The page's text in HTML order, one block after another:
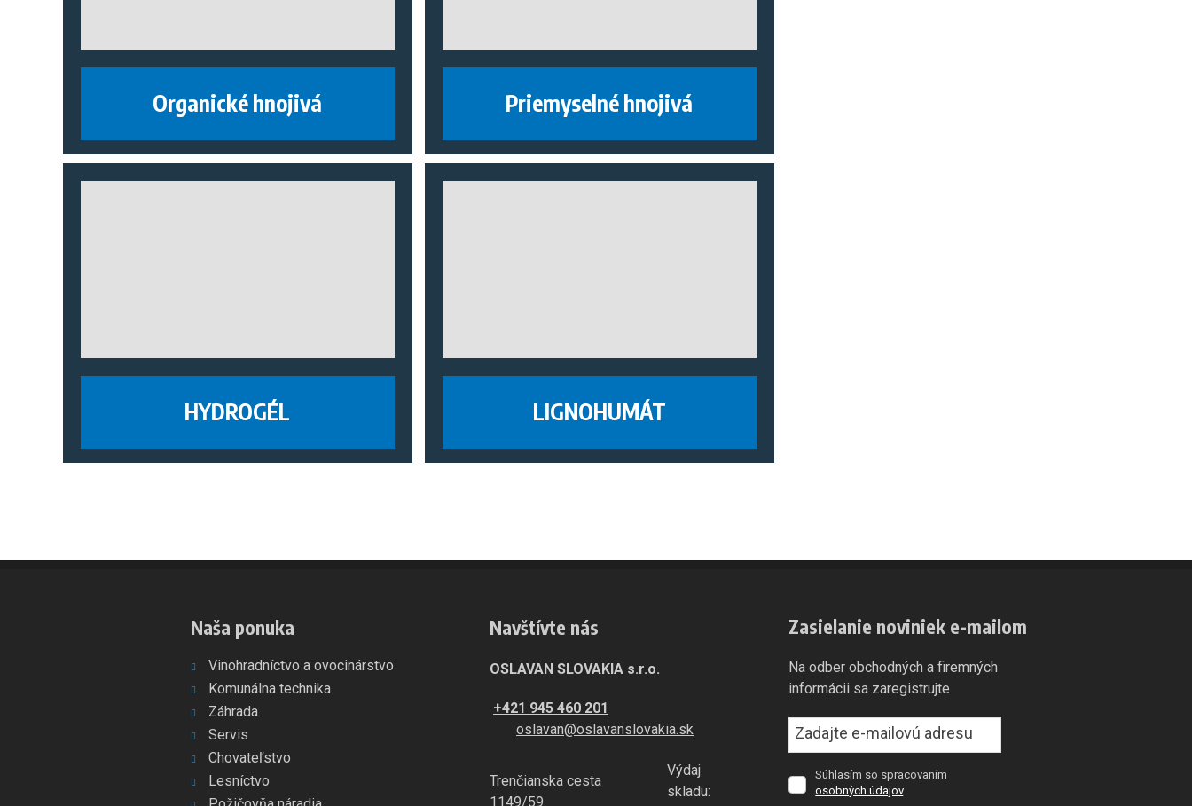
Organické hnojivá Priemyselné hnojivá
HYDROGÉL LIGNOHUMÁT
Naša ponuka
Vinohradníctvo a ovocinárstvo
Komunálna technika
Záhrada
Servis
Chovateľstvo
Lesníctvo
Navštívte nás
OSLAVAN SLOVAKIA s.r.o.
+421 945 460 201
oslavan@oslavanslovakia.sk
Trenčianska cesta
1149/59
Výdaj
skladu:
Zasielanie noviniek e-mailom
Na odber obchodných a firemných
informácii sa zaregistrujte
Súhlasím
Súhlasím so spracovaním
osobných údajov.